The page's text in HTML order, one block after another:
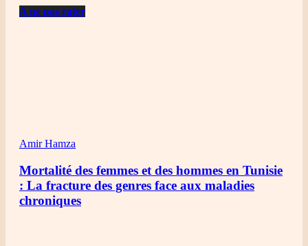
A ne pas rater
Amir Hamza
Mortalité des femmes et des hommes en Tunisie
: La fracture des genres face aux maladies
chroniques